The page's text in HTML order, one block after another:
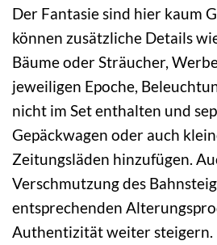
Der Fantasie sind hier kaum
können zusätzliche Details
Bäume oder Sträucher,
jeweiligen Epoche,
nicht im Set enthalten und
Gepäckwagen oder auch
Zeitungsläden hinzufügen.
Verschmutzung des
entsprechenden
Authentizität weiter steigern.